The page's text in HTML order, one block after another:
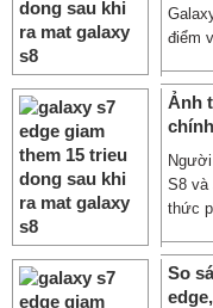
điểm
Ảnh
S8 và
thức
So